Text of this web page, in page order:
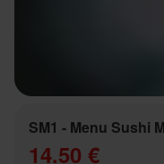
SM1 - Menu Sushi
14.50 €